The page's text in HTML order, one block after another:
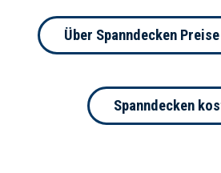
Über Spanndecken
Spanndecken